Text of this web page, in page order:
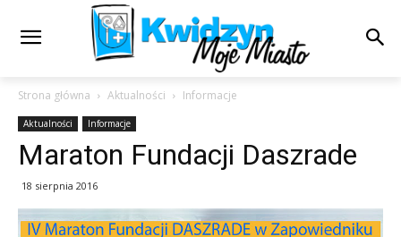
Strona główna Aktualności Informacje
Aktualności Informacje
Maraton Fundacji Daszrade
18 sierpnia 2016